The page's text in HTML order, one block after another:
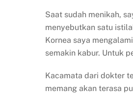
Saat sudah menikah,
menyebutkan satu
Kornea saya
semakin kabur. Untuk
Kacamata dari dokter
memang akan terasa